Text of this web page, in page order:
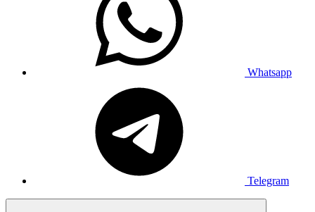
Whatsapp
Telegram